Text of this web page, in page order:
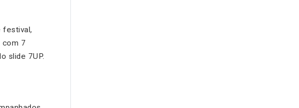
festival,
com 7
slide 7UP.